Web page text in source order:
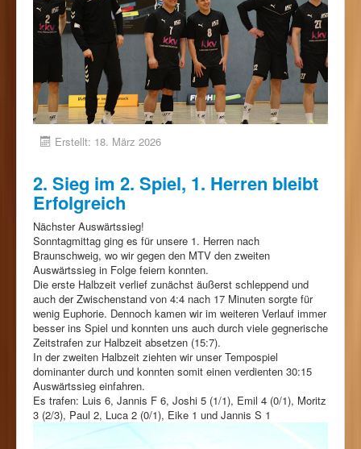
Erstellt: 18. März 2026
2. Sieg im 2. Spiel, 1. Herren bleibt
Erfolgreich
Nächster Auswärtssieg!
Sonntagmittag ging es für unsere 1. Herren nach
Braunschweig, wo wir gegen den MTV den zweiten
Auswärtssieg in Folge feiern konnten.
Die erste Halbzeit verlief zunächst äußerst schleppend und
auch der Zwischenstand von 4:4 nach 17 Minuten sorgte für
wenig Euphorie. Dennoch kamen wir im weiteren Verlauf immer
besser ins Spiel und konnten uns auch durch viele gegnerische
Zeitstrafen zur Halbzeit absetzen (15:7).
In der zweiten Halbzeit ziehten wir unser Tempospiel
dominanter durch und konnten somit einen verdienten 30:15
Auswärtssieg einfahren.
Es trafen: Luis 6, Jannis F 6, Joshi 5 (1/1), Emil 4 (0/1), Moritz
3 (2/3), Paul 2, Luca 2 (0/1), Eike 1 und Jannis S 1